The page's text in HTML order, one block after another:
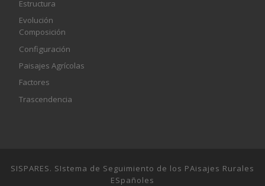
Estructura
Evolución
Composición
Configuración
Paisajes Agrícolas
Factores
Trascendencia
SISPARES. SIstema de Seguimiento de los PAisajes Rurales
ESpañoles